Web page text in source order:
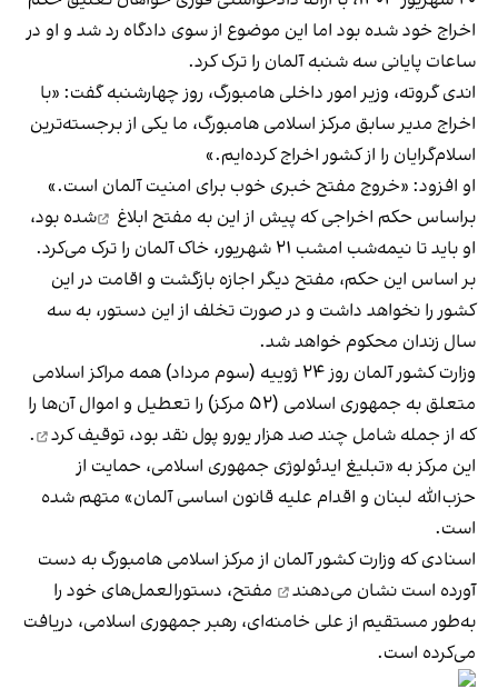
اخراج خود شده بود اما این موضوع از سوی دادگاه رد شد و او در
ساعات پایانی سه شنبه آلمان را ترک کرد.
اندی گروته، وزیر امور داخلی هامبورگ، روز چهارشنبه گفت: «با
اخراج مدیر سابق مرکز اسلامی هامبورگ، ما یکی از برجسته‌ترین
اسلام‌گرایان را از کشور اخراج کرده‌ایم.»
او افزود: «خروج مفتح خبری خوب برای امنیت آلمان است.»
براساس حکم اخراجی که پیش از این به مفتح ابلاغ
شده بود،
او باید تا نیمه‌شب امشب ۲۱ شهریور، خاک آلمان را ترک می‌کرد.
بر اساس این حکم، مفتح دیگر اجازه بازگشت و اقامت در این
کشور را نخواهد داشت و در صورت تخلف از این دستور، به سه
سال زندان محکوم خواهد شد.
وزارت کشور ⁧آلمان⁩ روز ۲۴ ژوییه (سوم مرداد) همه مراکز اسلامی
متعلق به جمهوری اسلامی (۵۲ مرکز) را تعطیل و اموال آن‌ها را
که از جمله شامل چند صد هزار یورو پول نقد بود، توقیف کرد
.
این مرکز به «تبلیغ ایدئولوژی جمهوری اسلامی، حمایت از
حزب‌الله لبنان و اقدام علیه قانون اساسی آلمان» متهم شده
است.
اسنادی که وزارت کشور آلمان از مرکز اسلامی هامبورگ به دست
آورده است نشان می‌دهند
مفتح، دستورالعمل‌های خود را
به‌طور مستقیم از علی خامنه‌ای، رهبر جمهوری اسلامی، دریافت
می‌کرده است.